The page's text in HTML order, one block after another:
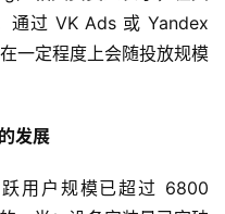
通过 VK Ads 或 Yandex
一定程度上会随投放规模
发展
用户规模已超过 6800